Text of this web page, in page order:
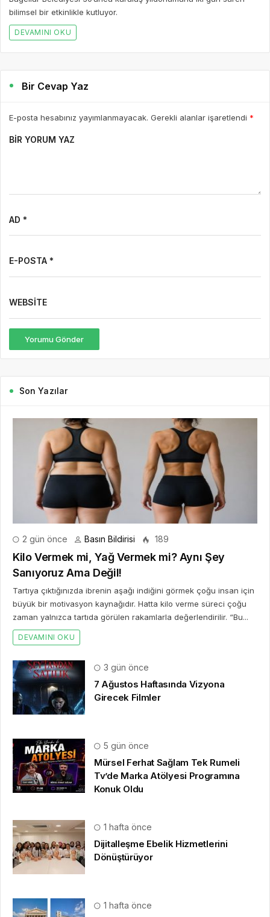
bilimsel bir etkinlikle kutluyor.
DEVAMINI OKU
Bir Cevap Yaz
E-posta hesabınız yayımlanmayacak. Gerekli alanlar işaretlendi *
BIR YORUM YAZ
AD *
E-POSTA *
WEBSITE
Yorumu Gönder
Son Yazılar
2 gün önce Basın Bildirisi 189
Kilo Vermek mi, Yağ Vermek mi? Aynı Şey
Sanıyoruz Ama Değil!
Tartıya çıktığınızda ibrenin aşağı indiğini görmek çoğu insan için
büyük bir motivasyon kaynağıdır. Hatta kilo verme süreci çoğu
zaman yalnızca tartıda görülen rakamlarla değerlendirilir. “Bu...
DEVAMINI OKU
3 gün önce
7 Ağustos Haftasında Vizyona
Girecek Filmler
5 gün önce
Mürsel Ferhat Sağlam Tek Rumeli
Tv’de Marka Atölyesi Programına
Konuk Oldu
1 hafta önce
Dijitalleşme Ebelik Hizmetlerini
Dönüştürüyor
1 hafta önce